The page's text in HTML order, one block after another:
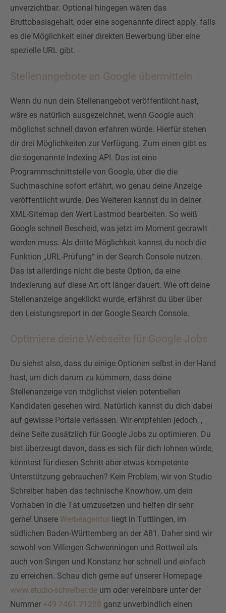
unverzichtbar. Optional hingegen wären das
Bruttobasisgehalt, oder eine sogenannte direct apply, falls
es die Möglichkeit einer direkten Bewerbung über eine
spezielle URL gibt.
Stellenangebote an Google übermitteln
Wenn du nun dein Stellenangebot veröffentlicht hast,
wäre es natürlich ausgezeichnet, wenn Google auch
möglichst schnell davon erfahren würde. Hierfür stehen
dir drei Möglichkeiten zur Verfügung. Zum einen gibt es
die sogenannte Indexing API. Das ist eine
Programmschnittstelle von Google, über die die
Suchmaschine sofort erfährt, wo genau deine Anzeige
veröffentlicht wurde. Des Weiteren kannst du in deiner
XML-Sitemap den Wert Lastmod bearbeiten. So weiß
Google schnell Bescheid, was jetzt im Moment gecrawlt
werden muss. Als dritte Möglichkeit kannst du noch die
Funktion „URL-Prüfung“ in der Search Console nutzen.
Das ist allerdings nicht die beste Option, da eine
Indexierung auf diese Art oft länger dauert. Wie oft deine
Stellenanzeige angeklickt wurde, erfährst du über über
den Leistungsreport in der Google Search Console.
Optimiere deine Webseite für Google Jobs
Du siehst also, dass du einige Optionen selbst in der Hand
hast, um dich darum zu kümmern, dass deine
Stellenanzeige von möglichst vielen potentiellen
Kandidaten gesehen wird. Natürlich kannst du dich dabei
auf gewisse Portale verlassen. Wir empfehlen jedoch, ,
deine Seite zusätzlich für Google Jobs zu optimieren. Du
bist überzeugt davon, dass es sich für dich lohnen würde,
könntest für diesen Schritt aber etwas kompetente
Unterstützung gebrauchen? Kein Problem, wir von Studio
Schreiber haben das technische Knowhow, um dein
Vorhaben in die Tat umzusetzen und helfen dir sehr
gerne! Unsere Werbeagentur liegt in Tuttlingen, im
südlichen Baden-Württemberg an der A81. Daher sind wir
sowohl von Villingen-Schwenningen und Rottweil als
auch von Singen und Konstanz her schnell und einfach
zu erreichen. Schau dich gerne auf unserer Homepage
www.studio-schreiber.de um oder vereinbare unter der
Nummer +49 7461 71288 ganz unverbindlich einen